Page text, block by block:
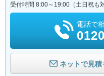
受付時間 8:00～19:00（土日祝も
電話で
ネットで見積